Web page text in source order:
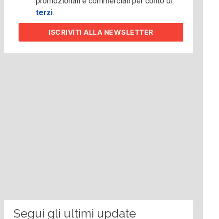
terzi.
ISCRIVITIALLA NEWSLETTER
Segui gli ultimi update